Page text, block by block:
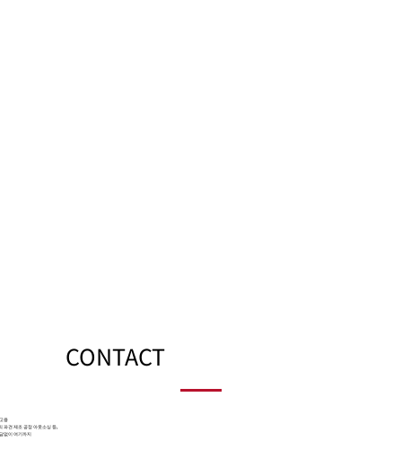
CONTACT
용
파견 제조 공정 아웃소싱 등,
없이 여기까지